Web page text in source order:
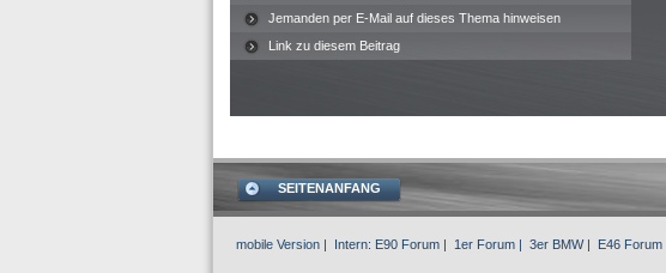
Jemanden per E-Mail auf dieses Thema hinweisen
Link zu diesem Beitrag
SEITENANFANG
mobile Version | Intern: E90 Forum | 1er Forum | 3er BMW| E46 Forum